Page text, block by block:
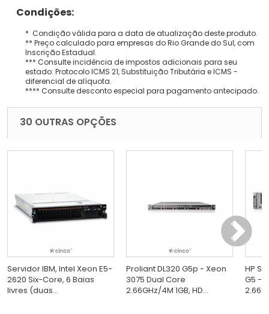
Condições:
* Condição válida para a data de atualização deste produto.
** Preço calculado para empresas do Rio Grande do Sul, com
Inscrição Estadual.
*** Consulte incidência de impostos adicionais para seu
estado: Protocolo ICMS 21, Substituição Tributária e ICMS -
diferencial de alíquota.
**** Consulte desconto especial para pagamento antecipado.
30 OUTRAS OPÇÕES
Servidor IBM, Intel Xeon E5-
2620 Six-Core, 6 Baias
livres (duas...
Proliant DL320 G5p - Xeon
3075 Dual Core
2.66GHz/4M 1GB, HD...
HP
G5 -